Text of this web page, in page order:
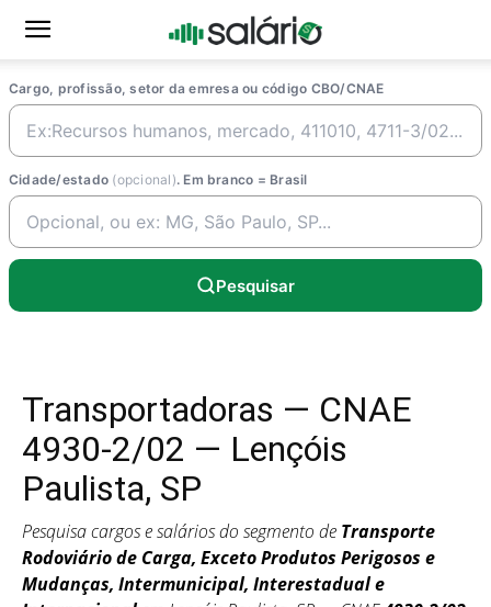
Cargo, profissão, setor da emresa ou código CBO/CNAE
Cidade/estado (opcional). Em branco = Brasil
Pesquisar
Transportadoras — CNAE
4930-2/02 — Lençóis
Paulista, SP
Pesquisa cargos e salários do segmento de Transporte
Rodoviário de Carga, Exceto Produtos Perigosos e
Mudanças, Intermunicipal, Interestadual e